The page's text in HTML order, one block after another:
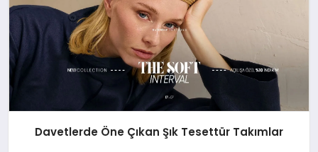
Davetlerde Öne Çıkan Şık Tesettür Takımlar